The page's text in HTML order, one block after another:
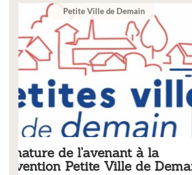
Tarifs 2026 des
municipaux